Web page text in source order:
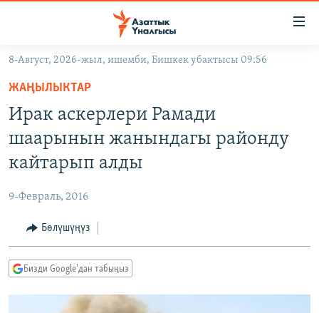
Навигацияга
өтүңүз
Издөөгө
салыңызКЫРГЫЗСТАН
САЯСАТ
МАДАНИЯТ
ДҮЙНӨ
ДҮЙНӨ
УКРАИНА
ТВ ПРОГРАММАЛАР
БҮГҮН АЗАТТЫКТА
ДАНИСТЕ
ПОДКАСТ
Русский
8-Август, 2026-жыл, ишемби, Бишкек убактысы 09:56
ЖАҢЫЛЫКТАР
Ирак аскерлери Рамади
шаарынын жанындагы районду
кайтарып алды
9-Февраль, 2016
Бөлүшүңүз
Бизди Google'дан табыңыз